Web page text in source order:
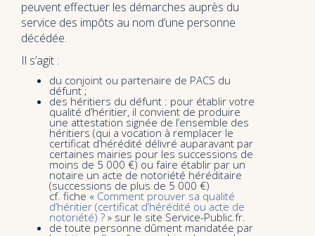
peuvent effectuer les démarches auprès du
service des impôts au nom d’une personne
décédée.
Il s’agit :
du conjoint ou partenaire de PACS du
défunt ;
des héritiers du défunt : pour établir votre
qualité d’héritier, il convient de produire
une attestation signée de l’ensemble des
héritiers (qui a vocation à remplacer le
certificat d’hérédité délivré auparavant par
certaines mairies pour les successions de
moins de 5 000 €) ou faire établir par un
notaire un acte de notoriété héréditaire
(successions de plus de 5 000 €)
cf. fiche « Comment prouver sa qualité
d’héritier (certificat d’hérédité ou acte de
notoriété) ? » sur le site Service-Public.fr.
de toute personne dûment mandatée par